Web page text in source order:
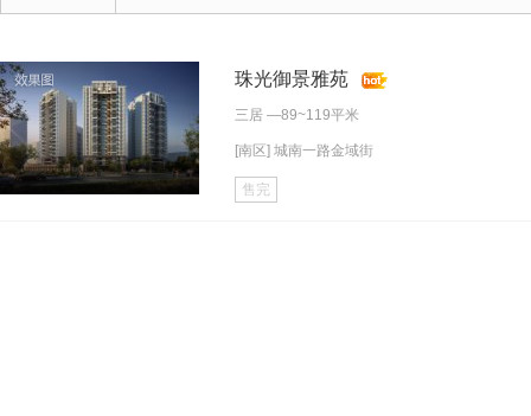
珠光御景雅苑
三居 —89~119平米
[南区] 城南一路金域街
售完